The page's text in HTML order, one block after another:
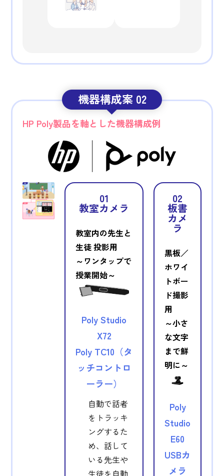
機器構成案 02
HP Poly製品を軸とした機器構成例
01
教室カメラ
教室内の先生と
生徒 投影用
～ワンタップで
授業開始～
Poly Studio
X72
Poly TC10（タ
ッチコントロ
ーラー）
自動で話者
をトラッキ
ングするた
め、話して
いる先生や
02
板書
カメ
ラ
黒板／
ホワイ
トボー
ド撮影
用
～小さ
な文字
まで鮮
明に～
Poly
Studio
E60
USBカ
メラ